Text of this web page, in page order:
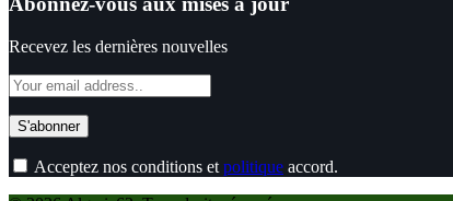
Recevez les dernières nouvelles
Acceptez nos conditions et politique accord.